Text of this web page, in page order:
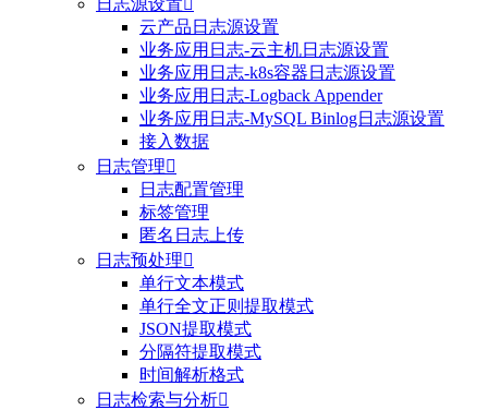
云产品日志源设置
业务应用日志-云主机日志源设置
业务应用日志-k8s容器日志源设置
业务应用日志-Logback Appender
业务应用日志-MySQL Binlog日志源设置
接入数据
日志管理
日志配置管理
标签管理
匿名日志上传
日志预处理
单行文本模式
单行全文正则提取模式
JSON提取模式
分隔符提取模式
时间解析格式
日志检索与分析